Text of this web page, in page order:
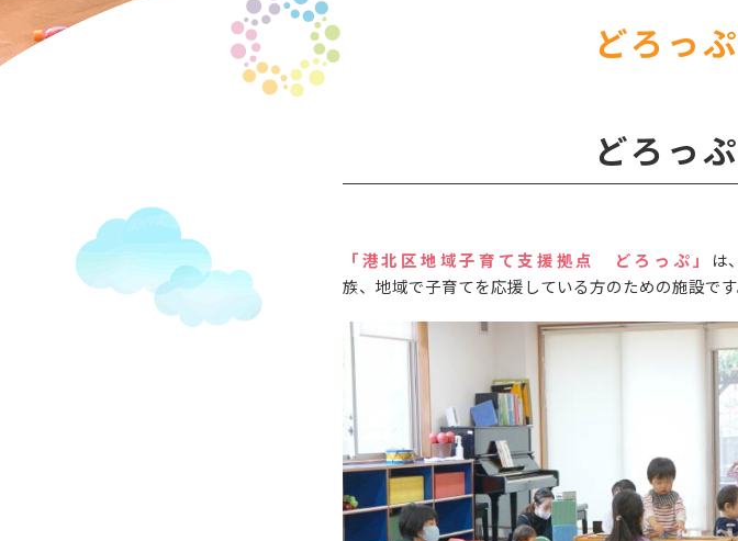
どろっ
どろっ
「港北区地域子育て支援拠点 どろっぷ」 は
族、地域で子育てを応援している方のための施設です